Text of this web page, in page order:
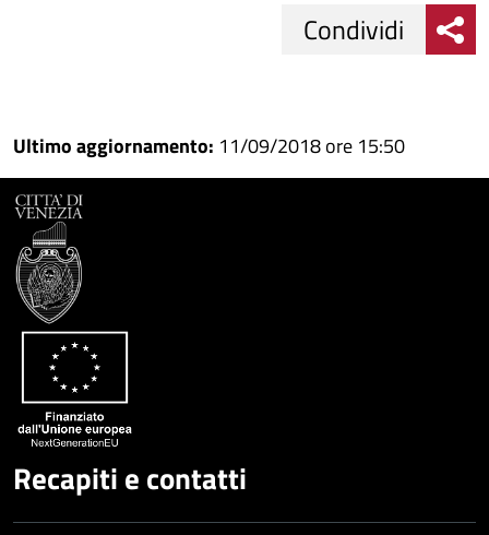
su
Facebook
Condividi
su
Condividi
Condividi
Ultimo aggiornamento: 11/09/2018 ore 15:50
Recapiti e contatti